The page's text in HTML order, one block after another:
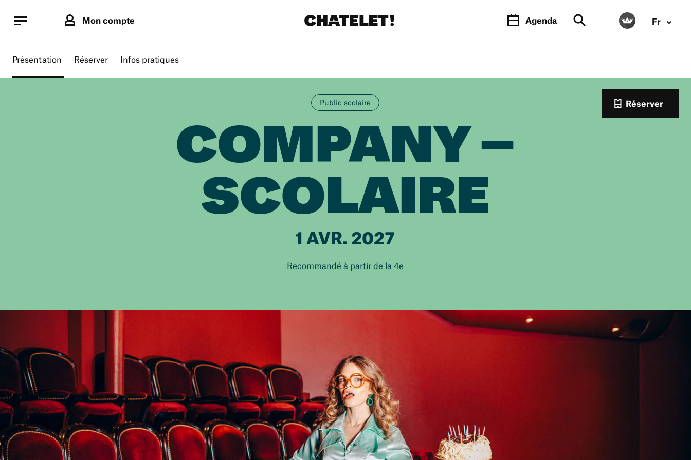
Mon compte Agenda Fr
Présentation Réserver Infos pratiques
Réserver
Public scolaire
COMPANY –
SCOLAIRE
1 AVR. 2027
Recommandé à partir de la 4e